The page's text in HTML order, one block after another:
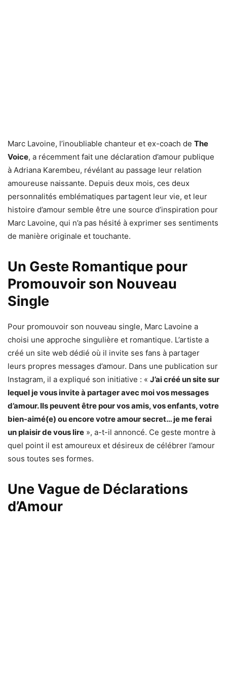
Marc Lavoine, l’inoubliable chanteur et ex-coach de The
Voice, a récemment fait une déclaration d’amour publique
à Adriana Karembeu, révélant au passage leur relation
amoureuse naissante. Depuis deux mois, ces deux
personnalités emblématiques partagent leur vie, et leur
histoire d’amour semble être une source d’inspiration pour
Marc Lavoine, qui n’a pas hésité à exprimer ses sentiments
de manière originale et touchante.
Un Geste Romantique pour
Promouvoir son Nouveau
Single
Pour promouvoir son nouveau single, Marc Lavoine a
choisi une approche singulière et romantique. L’artiste a
créé un site web dédié où il invite ses fans à partager
leurs propres messages d’amour. Dans une publication sur
Instagram, il a expliqué son initiative : « J’ai créé un site sur
lequel je vous invite à partager avec moi vos messages
d’amour. Ils peuvent être pour vos amis, vos enfants, votre
bien-aimé(e) ou encore votre amour secret… je me ferai
un plaisir de vous lire », a-t-il annoncé. Ce geste montre à
quel point il est amoureux et désireux de célébrer l’amour
sous toutes ses formes.
Une Vague de Déclarations
d’Amour